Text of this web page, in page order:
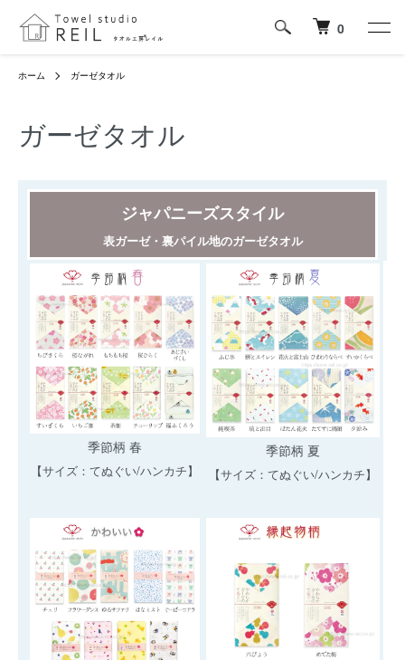
0
ホーム ガーゼタオル
ガーゼタオル
ジャパニーズスタイル
表ガーゼ・裏パイル地のガーゼタオル
季節柄 春
【サイズ：てぬぐい/ハンカチ】
季節柄 夏
【サイズ：てぬぐい/ハンカチ】